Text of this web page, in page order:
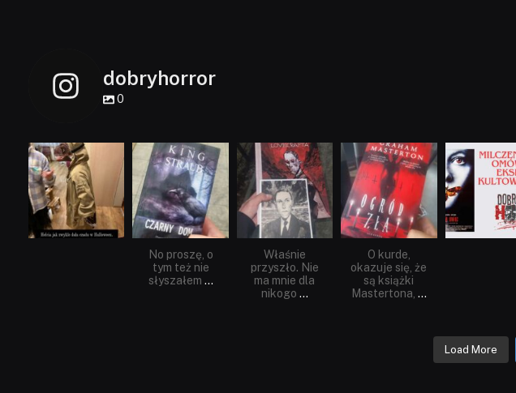
dobryhorror
0
dobryhorror
Lis 1
dobryhorror
Wrz 23
No proszę, o
tym też nie
słyszałem ...
dobryhorror
Wrz 19
Właśnie
przyszło. Nie
ma mnie dla
nikogo ...
dobryhorror
Sie 23
O kurde,
okazuje się, że
są książki
Mastertona, ...
dobryhorror
Sie 19
Load More